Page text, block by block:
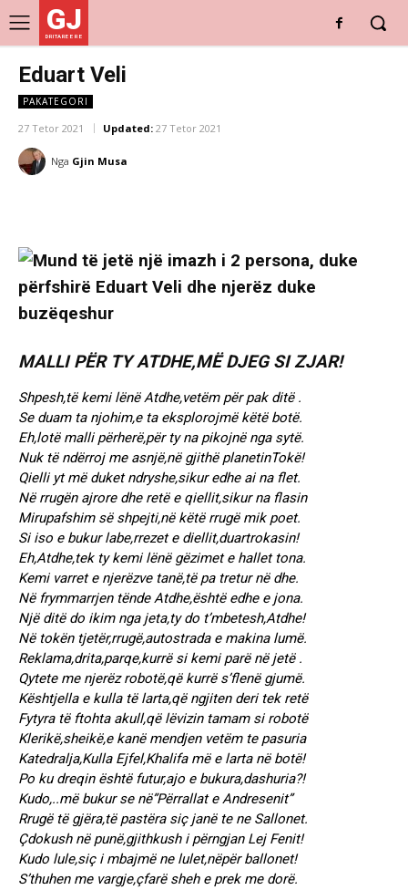
GJ
DRITARE E RE
Eduart Veli
PAKATEGORI
27 Tetor 2021 Updated: 27 Tetor 2021
Nga Gjin Musa
MALLI PËR TY ATDHE,MË DJEG SI ZJAR!
Shpesh,të kemi lënë Atdhe,vetëm për pak ditë .
Se duam ta njohim,e ta eksplorojmë këtë botë.
Eh,lotë malli përherë,për ty na pikojnë nga sytë.
Nuk të ndërroj me asnjë,në gjithë planetinTokë!
Qielli yt më duket ndryshe,sikur edhe ai na flet.
Në rrugën ajrore dhe retë e qiellit,sikur na flasin
Mirupafshim së shpejti,në këtë rrugë mik poet.
Si iso e bukur labe,rrezet e diellit,duartrokasin!
Eh,Atdhe,tek ty kemi lënë gëzimet e hallet tona.
Kemi varret e njerëzve tanë,të pa tretur në dhe.
Në frymmarrjen tënde Atdhe,është edhe e jona.
Një ditë do ikim nga jeta,ty do t’mbetesh,Atdhe!
Në tokën tjetër,rrugë,autostrada e makina lumë.
Reklama,drita,parqe,kurrë si kemi parë në jetë .
Qytete me njerëz robotë,që kurrë s’flenë gjumë.
Kështjella e kulla të larta,që ngjiten deri tek retë
Fytyra të ftohta akull,që lëvizin tamam si robotë
Klerikë,sheikë,e kanë mendjen vetëm te pasuria
Katedralja,Kulla Ejfel,Khalifa më e larta në botë!
Po ku dreqin është futur,ajo e bukura,dashuria?!
Kudo,..më bukur se në”Përrallat e Andresenit”
Rrugë të gjëra,të pastëra siç janë te ne Sallonet.
Çdokush në punë,gjithkush i përngjan Lej Fenit!
Kudo lule,siç i mbajmë ne lulet,nëpër ballonet!
S’thuhen me vargje,çfarë sheh e prek me dorë.